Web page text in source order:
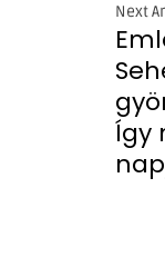
Next
Így